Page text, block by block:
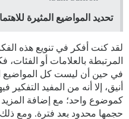
تحديد المواضيع المثيرة
لقد كنت أفكر في تنويع هذه
المرتبطة بالعلامات أو الفئات،
في حين أن ليست كل المواضيع
أنيق، إلا أنه من المفيد التفكير
كموضوع واحد؛ مع إضافة
حجمها محدود بعد فترة. ومع